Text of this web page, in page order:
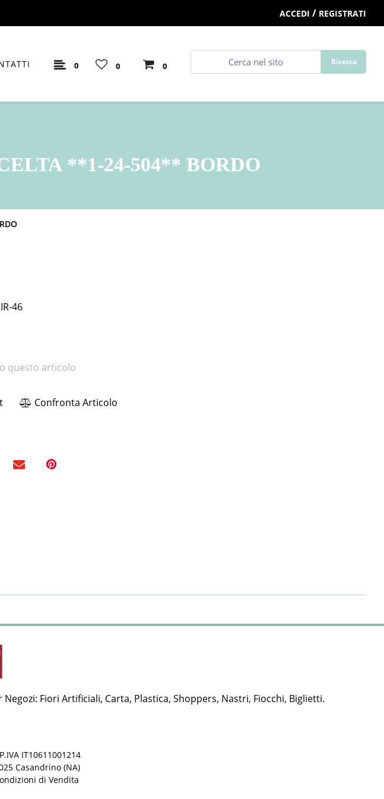
ACCEDI / REGISTRATI
0 0 0
**1-24-504** BORDO
46
questo articolo
Confronta Articolo
Fiori Artificiali, Carta, Plastica, Shoppers, Nastri, Fiocchi, Biglietti.
IT10611001214
Casandrino (NA)
di Vendita